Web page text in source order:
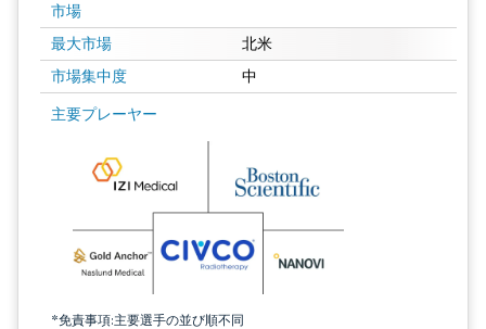
市場
最大市場 北米
市場集中度 中
主要プレーヤー
*免責事項:主要選手の並び順不同
画像 © Mordor Intelligence。再利用にはCC BY 4.0の表示が必要です。